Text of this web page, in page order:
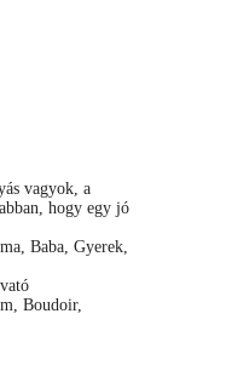
vagyok, a
hogy egy jó
Baba, Gyerek,
Boudoir,